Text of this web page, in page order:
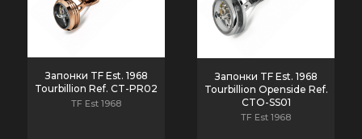
Запонки TF Est. 1968
Tourbillion Ref. CT-PR02
TF Est 1968
Запонки TF Est. 1968
Tourbillion Openside Ref.
CTO-SS01
TF Est 1968